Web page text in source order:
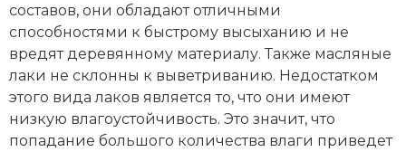
составов, они обладают отличными
способностями к быстрому высыханию и не
вредят деревянному материалу. Также масляные
лаки не склонны к выветриванию. Недостатком
этого вида лаков является то, что они имеют
низкую влагоустойчивость. Это значит, что
попадание большого количества влаги приведет